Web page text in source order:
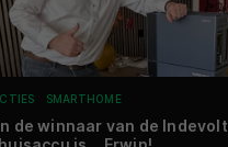
SMARTHOME
de winnaar van de Indevolt